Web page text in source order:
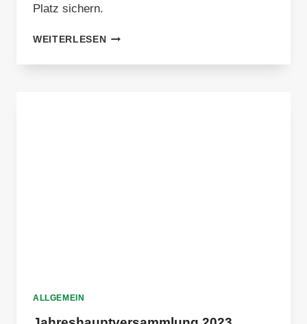
Platz sichern.
WEITERLESEN1.
BEI
ALLGEMEIN